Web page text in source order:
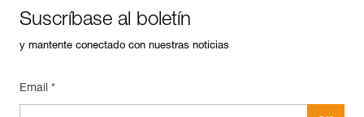
Garantía : 3 Años
Pack : 1
Consejos para el mantenimiento de tus equipos
Descargar el pdf Maintenance tips
FAQ
Suscríbase al boletín
y mantente conectado con nuestras noticias
Email *